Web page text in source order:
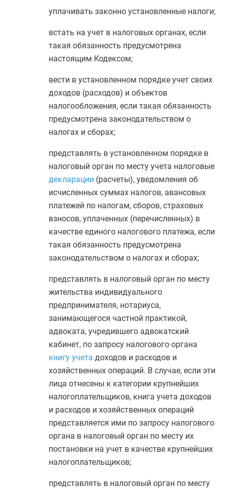
уплачивать законно установленные налоги;
встать на учет в налоговых органах, если
такая обязанность предусмотрена
настоящим Кодексом;
вести в установленном порядке учет своих
доходов (расходов) и объектов
налогообложения, если такая обязанность
предусмотрена законодательством о
налогах и сборах;
представлять в установленном порядке в
налоговый орган по месту учета налоговые
декларации (расчеты), уведомления об
исчисленных суммах налогов, авансовых
платежей по налогам, сборов, страховых
взносов, уплаченных (перечисленных) в
качестве единого налогового платежа, если
такая обязанность предусмотрена
законодательством о налогах и сборах;
представлять в налоговый орган по месту
жительства индивидуального
предпринимателя, нотариуса,
занимающегося частной практикой,
адвоката, учредившего адвокатский
кабинет, по запросу налогового органа
книгу учета доходов и расходов и
хозяйственных операций. В случае, если эти
лица отнесены к категории крупнейших
налогоплательщиков, книга учета доходов
и расходов и хозяйственных операций
представляется ими по запросу налогового
органа в налоговый орган по месту их
постановки на учет в качестве крупнейших
налогоплательщиков;
представлять в налоговый орган по месту